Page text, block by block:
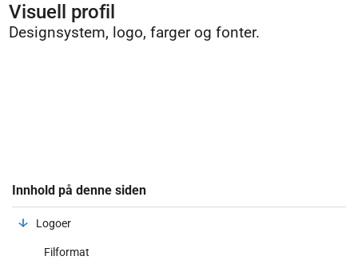
Visuell profil
Designsystem, logo, farger og fonter.
Innhold på denne siden
Logoer
Filformat